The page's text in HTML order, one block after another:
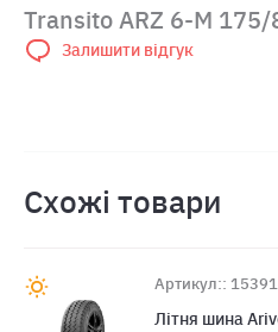
Transito ARZ 6-M
Залишити відгук
Схожі товари
Артикул::
Лiтня шина